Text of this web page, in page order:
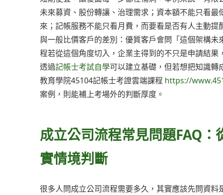
未來募資、股份轉讓、治理需求；資本額不能只看
來；記帳服務不能只看月費，而要看是否有人主動
與一般比價客戶的差別：優質客戶會問「這個架構
程若從這個角度切入，企業主得到的不只是申請結
透過記帳士考試自學可以建立基礎，但若想把知識
教育學院45104記帳士考證雲端課程 https://
案例，則能補上考場外的判斷厚度。
成立公司流程常見問題FAQ
實情境判斷
很多人問成立公司流程需要多久，其實應該先問資